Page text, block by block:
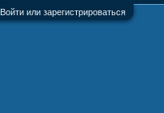
Войти или зарегистрироваться